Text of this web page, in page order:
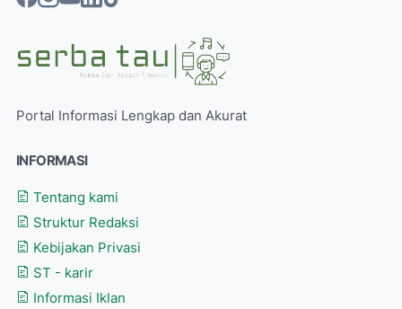
Portal Informasi Lengkap dan Akurat
INFORMASI
Tentang kami
Struktur Redaksi
Kebijakan Privasi
ST - karir
Informasi Iklan